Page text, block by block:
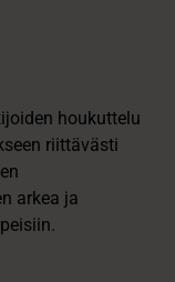
houkuttelu
riittävästi
arkea ja